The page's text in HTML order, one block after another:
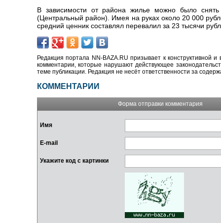
В зависимости от района жилье можно было
(Центральный район). Имея на руках около 20 000
средний ценник составлял перевалил за 23 тысячи
Редакция портала NN-BAZA.RU призывает к конструктивной
комментарии, которые нарушают действующее
теме публикации. Редакция не несёт ответственности за
КОММЕНТАРИИ
Форма отправки комментария
Имя
E-mail
Укажите код с картинки